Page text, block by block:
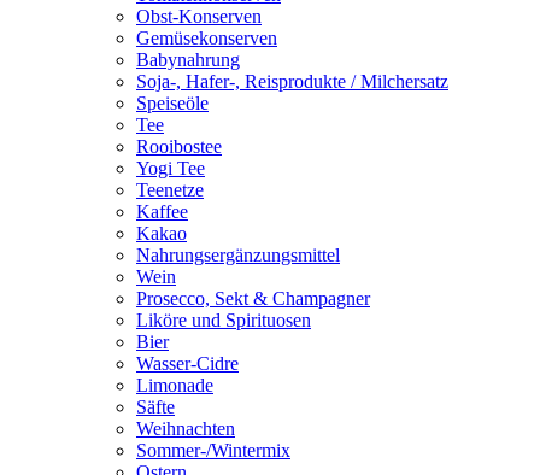
Obst-Konserven
Gemüsekonserven
Babynahrung
Soja-, Hafer-, Reisprodukte / Milchersatz
Speiseöle
Tee
Rooibostee
Yogi Tee
Teenetze
Kaffee
Kakao
Nahrungsergänzungsmittel
Wein
Prosecco, Sekt & Champagner
Liköre und Spirituosen
Bier
Wasser-Cidre
Limonade
Säfte
Weihnachten
Sommer-/Wintermix